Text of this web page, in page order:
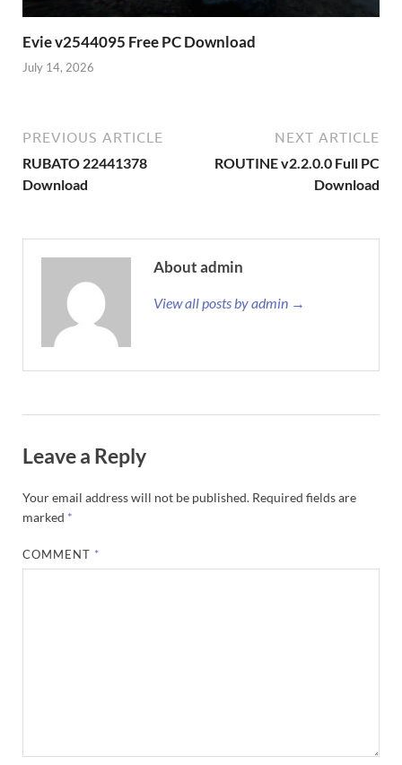
Evie v2544095 Free PC Download
July 14, 2026
PREVIOUS ARTICLE
RUBATO 22441378
Download
NEXT ARTICLE
ROUTINE v2.2.0.0 Full PC
Download
About admin
View all posts by admin →
Leave a Reply
Your email address will not be published. Required fields are
marked *
COMMENT *